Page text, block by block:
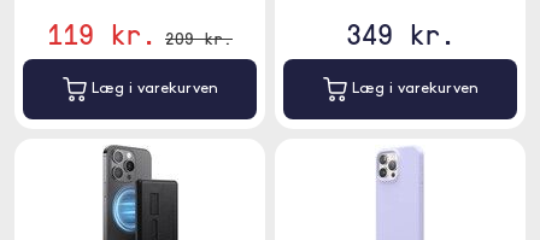
119 kr. 209 kr.
Læg i varekurven
349 kr.
Læg i varekurven